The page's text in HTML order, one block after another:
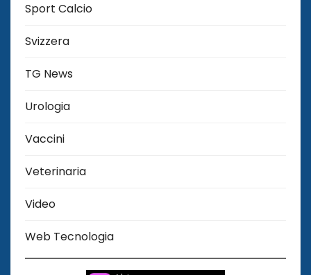
Sport Calcio
Svizzera
TG News
Urologia
Vaccini
Veterinaria
Video
Web Tecnologia